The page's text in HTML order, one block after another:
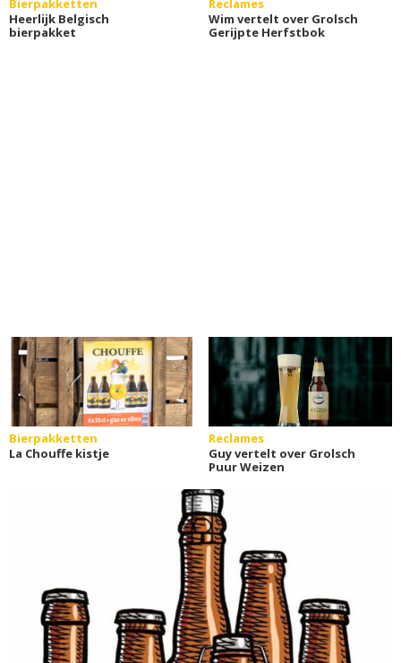
Heerlijk Belgisch
bierpakket
Wim vertelt over Grolsch
Gerijpte Herfstbok
Bierpakketten
La Chouffe kistje
Reclames
Guy vertelt over Grolsch
Puur Weizen